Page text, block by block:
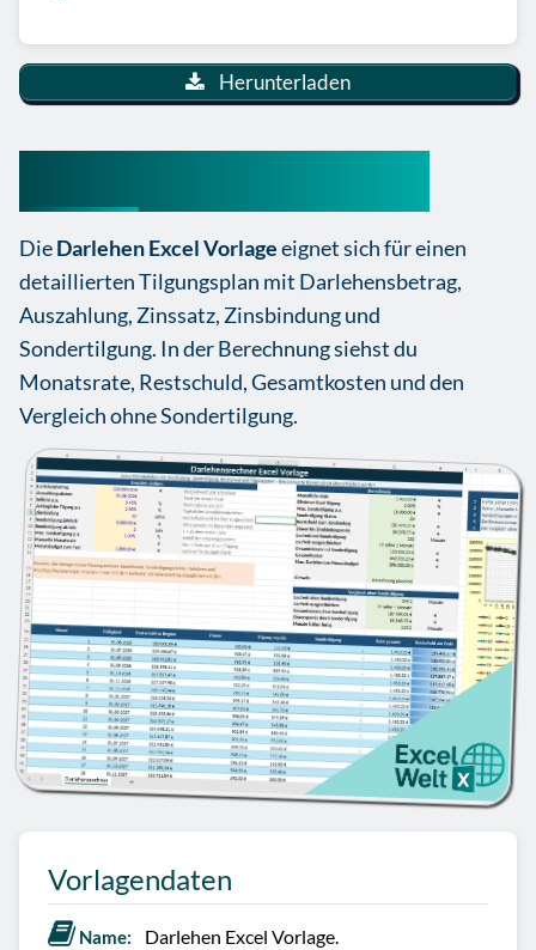
Herunterladen
DieDarlehen Excel Vorlageeignet sich für einen
detaillierten Tilgungsplan mit Darlehensbetrag,
Auszahlung, Zinssatz, Zinsbindung und
Sondertilgung. In der Berechnung siehst du
Monatsrate, Restschuld, Gesamtkosten und den
Vergleich ohne Sondertilgung.
Vorlagendaten
Name: Darlehen Excel Vorlage.